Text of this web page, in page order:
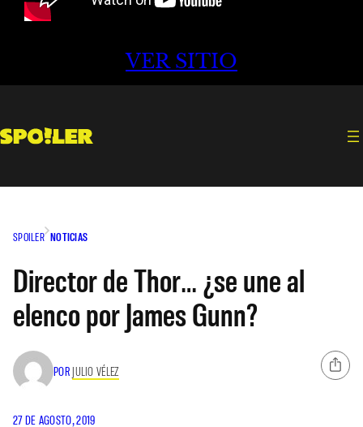
VER SITIO
SPOILER NOTICIAS
Director de Thor… ¿se une al
elenco por James Gunn?
POR JULIO VÉLEZ
27 DE AGOSTO, 2019